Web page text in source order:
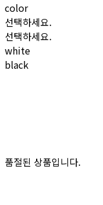
color
선택하세요.
선택하세요.
white
black
품절된 상품입니다.